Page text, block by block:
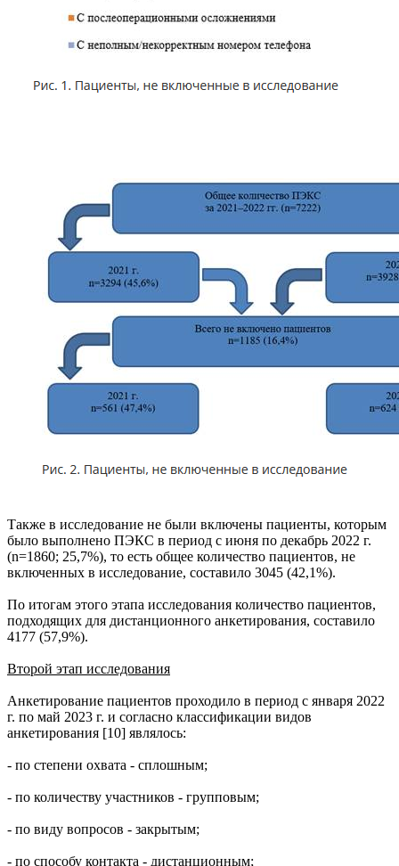
Также в исследование не были включены пациенты, которым
было выполнено ПЭКС в период с июня по декабрь 2022 г.
(n=1860; 25,7%), то есть общее количество пациентов, не
включенных в исследование, составило 3045 (42,1%).
По итогам этого этапа исследования количество пациентов,
подходящих для дистанционного анкетирования, составило
4177 (57,9%).
Второй этап исследования
Анкетирование пациентов проходило в период с января 2022
г. по май 2023 г. и согласно классификации видов
анкетирования [10] являлось:
- по степени охвата - сплошным;
- по количеству участников - групповым;
- по виду вопросов - закрытым;
- по способу контакта - дистанционным;